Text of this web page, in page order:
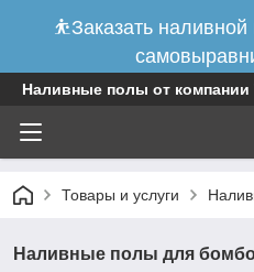
⛹Заказать
Наливные полы от компании
Товары и услуги
Наливные полы для